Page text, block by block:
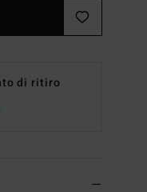
di ritiro